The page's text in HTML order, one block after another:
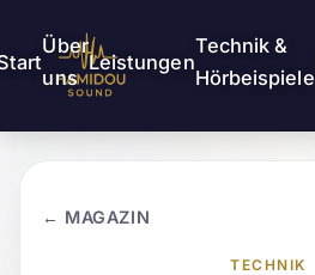
Über
uns
Leistungen
Technik &
Hörbeispiele
← MAGAZIN
TECHNIK